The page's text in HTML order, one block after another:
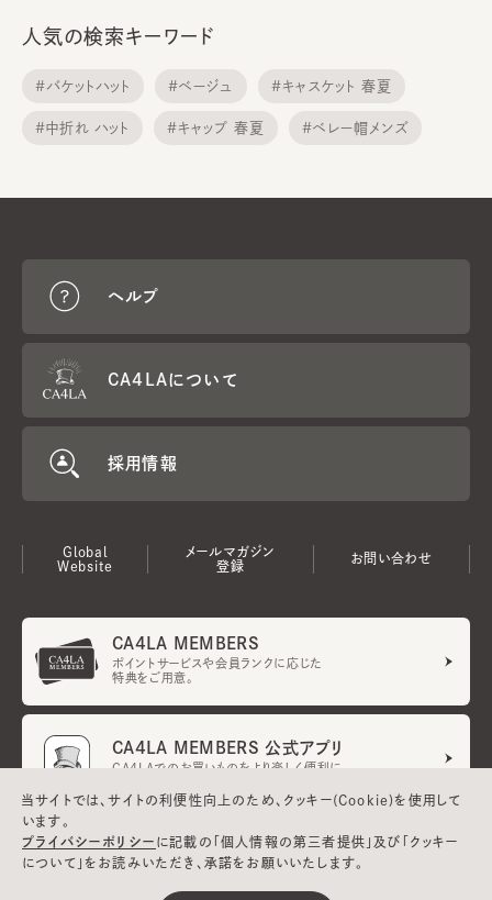
人気の検索キーワード
#バケットハット #ベージュ #キャスケット 春夏
#中折れ ハット #キャップ 春夏 #ベレー帽メンズ
ヘルプ
CA4LAについて
採用情報
Global
Website
メールマガジン
登録
お問い合わせ
CA4LA MEMBERS
ポイントサービスや会員ランクに応じた
特典をご用意。
CA4LA MEMBERS 公式アプリ
CA4LAでのお買いものをより楽しく便利に。
ご利用規約 メンバーズ規約
当サイトでは、サイトの利便性向上のため、クッキー(Cookie)を使用して
います。
プライバシーポリシー に記載の「個人情報の第三者提供」及び「クッキー
について」をお読みいただき、承諾をお願いいたします。